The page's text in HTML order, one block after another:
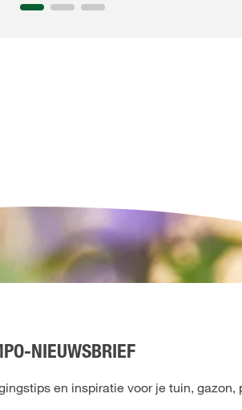
NIEUWSBRIEF
en inspiratie voor je tuin, gazon,